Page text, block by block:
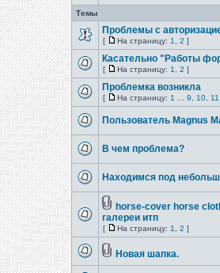
Темы
Проблемы с
[ На страницу: 1 2 ]
Касательно "Работы
[ На страницу: 1 2 ]
Проблемка возникла
[ На страницу: 1 9 10 11
Пользователь Magnus
В чем проблема?
Находимся под
horse-cover horse
галереи итп
[ На страницу: 1 2 ]
Новая шапка.